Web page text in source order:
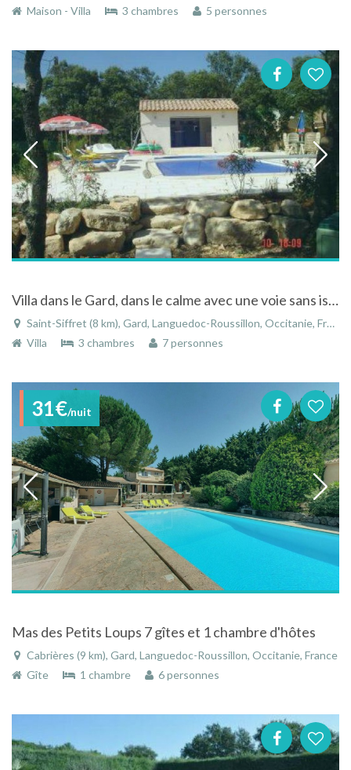
Maison - Villa
3 chambres 5 personnes
Villa dans le Gard, dans le calme avec une voie sans issu, piscine privee et loisirs pour enfants
Saint-Siffret (8 km), Gard, Languedoc-Roussillon, Occitanie, France
Villa
3 chambres 7 personnes
31€/nuit
Mas des Petits Loups 7 gîtes et 1 chambre d'hôtes
Cabrières (9 km), Gard, Languedoc-Roussillon, Occitanie, France
Gîte
1 chambre 6 personnes